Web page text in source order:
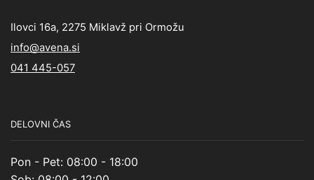
Ilovci 16a, 2275 Miklavž pri Ormožu
info@avena.si
041 445-057
DELOVNI ČAS
Pon - Pet: 08:00 - 18:00